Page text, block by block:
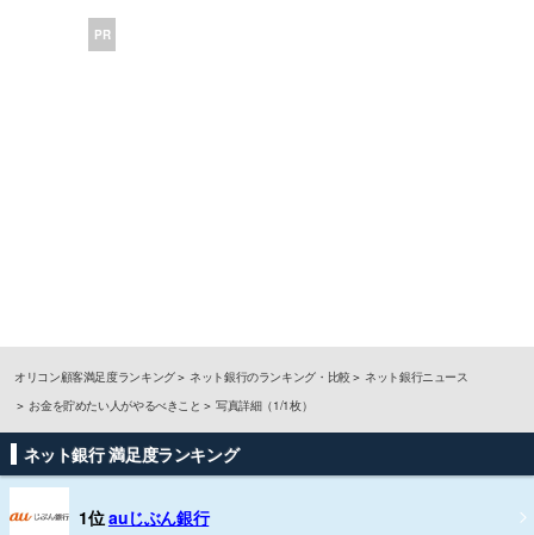
PR
オリコン顧客満足度ランキング ネット銀行のランキング・比較
ネット銀行ニュース
お金を貯めたい人がやるべきこと
写真詳細（1/1枚）
ネット銀行 満足度ランキング
1位auじぶん銀行